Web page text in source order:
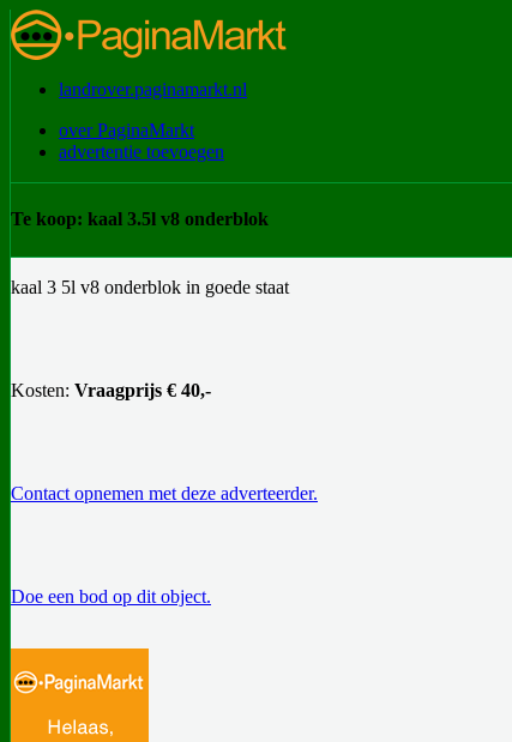
landrover.paginamarkt.nl
over PaginaMarkt
advertentie toevoegen
Te koop: kaal 3.5l v8 onderblok
kaal 3 5l v8 onderblok in goede staat
Kosten: Vraagprijs € 40,-
Contact opnemen met deze adverteerder.
Doe een bod op dit object.